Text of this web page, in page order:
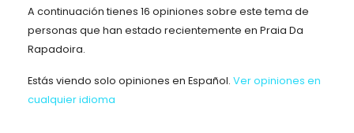
A continuación tienes 16 opiniones sobre este tema de
personas que han estado recientemente en Praia Da
Rapadoira.
Estás viendo solo opiniones en Español. Ver opiniones en
cualquier idioma